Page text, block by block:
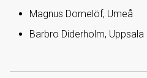
Magnus Domelöf, Umeå
Barbro Diderholm, Uppsala